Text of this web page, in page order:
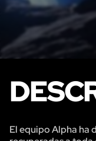
El equipo Alpha ha